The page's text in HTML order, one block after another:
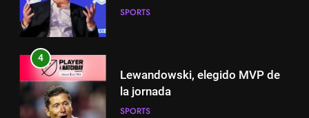
SPORTS
4
Lewandowski, elegido MVP de
la jornada
SPORTS